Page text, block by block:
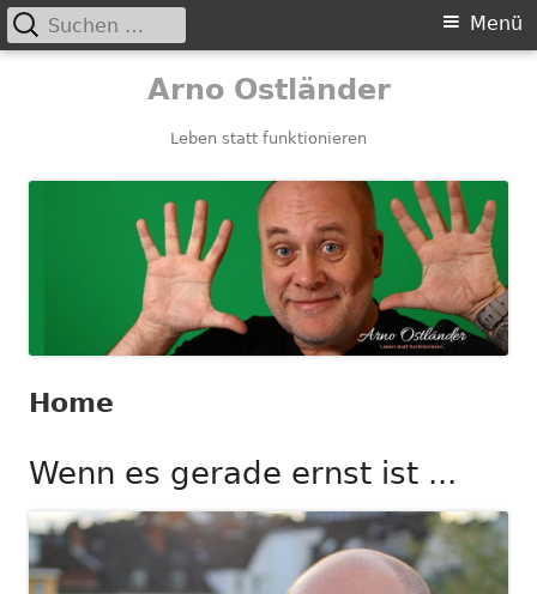
Arno Ostländer
Leben statt funktionieren
Primäres
Menü
Suchen
nach:
Home
Wenn es gerade ernst ist ...